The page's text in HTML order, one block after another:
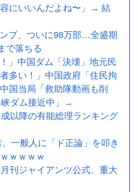
にいいんだよね〜」→ 結
ンプ、ついに98万部…全盛期
で落ちる
」中国ダム「決壊」地元民
多い！」中国政府「住民拘
国当局「救助隊動画も削
ダム接近中」→
以降の有能総理ランキング
、一般人に「ド正論」を叩き
ｗｗｗｗ
月刊ジャイアンツ公式、重大